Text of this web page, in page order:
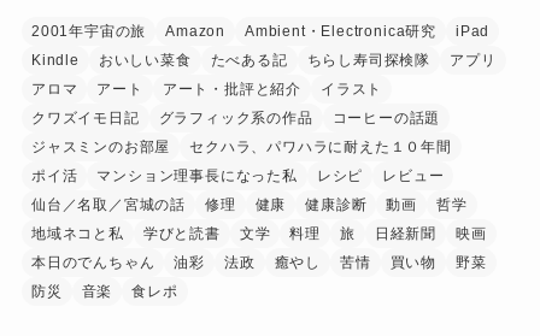
2001年宇宙の旅 Amazon Ambient・Electronica研究
iPad
Kindle
おいしい菜食 たべある記 ちらし寿司探検隊
アプリ
アロマ
アート アート・批評と紹介
イラスト
クワズイモ日記
グラフィック系の作品
コーヒーの話題
ジャスミンのお部屋
セクハラ、パワハラに耐えた１０年間
ポイ活
マンション理事長になった私 レシピ
レビュー
仙台／名取／宮城の話
修理 健康 健康診断 動画
哲学
地域ネコと私
学びと読書 文学 料理 旅 日経新聞
映画
本日のでんちゃん
油彩 法政 癒やし 苦情 買い物
野菜
防災
音楽 食レポ